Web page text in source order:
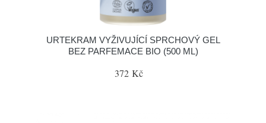
URTEKRAM VYŽIVUJÍCÍ SPRCHOVÝ GEL
BEZ PARFEMACE BIO (500 ML)
372 Kč